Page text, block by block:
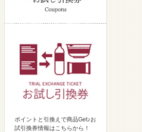
ポイントと引換えで商品Get♪お
試引換券情報はこちらから！